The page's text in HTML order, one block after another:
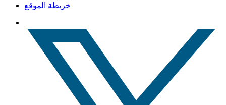
خريطة الموقع